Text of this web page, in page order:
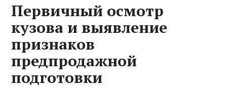
Первичный осмотр
кузова и выявление
признаков
предпродажной
подготовки